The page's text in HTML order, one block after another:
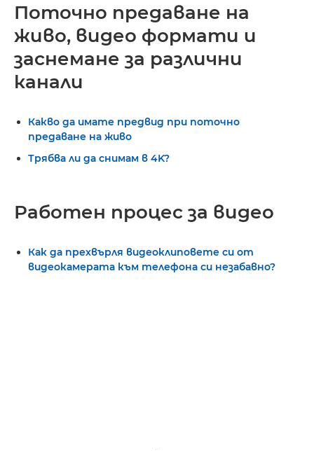
Поточно предаване на
живо, видео формати и
заснемане за различни
канали
Какво да имате предвид при поточно
предаване на живо
Трябва ли да снимам в 4K?
Работен процес за видео
Как да прехвърля видеоклиповете си от
видеокамерата към телефона си незабавно?